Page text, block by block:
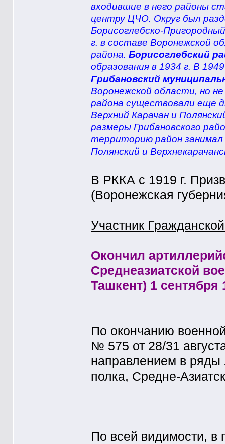
входившие в него районы
центру ЦЧО. Округ был
Борисоглебско-
г. в составе Воронежской
района. Борисоглебский
образования в 1934 г. В
Грибановский
Воронежской области, но
района существовали еще
Верхний Карачан и
размеры Грибановского
территорию район занимал
Полянский и
В РККА с 1919 г.
(Воронежская
Участник
Окончил
Среднеазиатской
Ташкент) 1 сентября
По окончанию
№ 575 от 28/31
направлением в ряды
полка, Средне-
По всей видимости, в